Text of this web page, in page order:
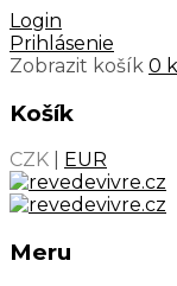
Login
Prihlásenie
Zobrazit košík 0
Košík
CZK EUR
Meru